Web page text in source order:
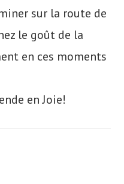
sur la route de
le goût de la
en ces moments
en Joie!